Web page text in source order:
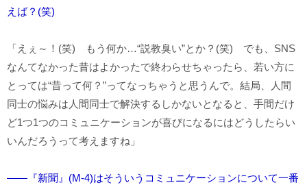
えば？(笑)
「えぇ～！(笑) もう何か…“説教臭い”とか？(笑) でも、SNS
なんてなかった昔はよかったで終わらせちゃったら、若い方に
とっては“昔って何？”ってなっちゃうと思うんで。結局、人間
同士の悩みは人間同士で解決するしかないとなると、手間だけ
ど1つ1つのコミュニケーションが喜びになるにはどうしたらい
いんだろうって考えますね」
――『新聞』(M-4)はそういうコミュニケーションについて一番